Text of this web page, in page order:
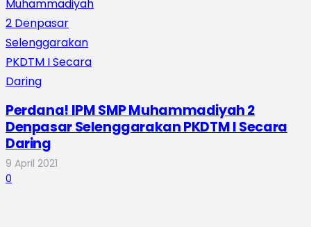
Perdana! IPM SMP Muhammadiyah 2
Denpasar Selenggarakan PKDTM I Secara
Daring
9 April 2021
0